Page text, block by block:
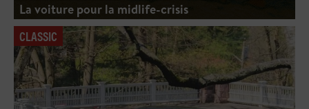
La voiture pour la midlife-crisis
CLASSIC